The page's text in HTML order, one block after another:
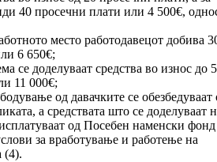
40 просечни плати или 4 500€,
место работодавецот добива
6 650€;
се доделуваат средства во износ до
11 000€;
од давачките се обезбедуваат
а средствата што се доделуваат
од Посебен наменски фонд
за вработување и работење на
(4).